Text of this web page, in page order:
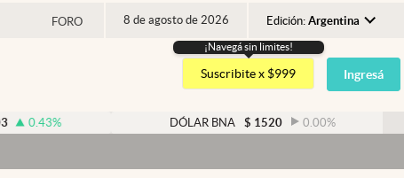
FORO 8 de agosto de 2026 Edición: Argentina
Argentina
España
USA
¡Navegá sin limites!
Suscribite x $999 Ingresá
DÓLAR BNA $ 1520 0.00%